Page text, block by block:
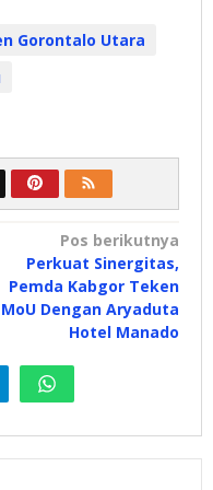
Gorontalo Utara
Pos berikutnya
Perkuat Sinergitas,
Pemda Kabgor Teken
MoU Dengan Aryaduta
Hotel Manado